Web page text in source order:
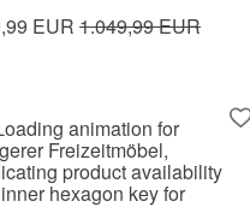
EUR 1.049,99 EUR